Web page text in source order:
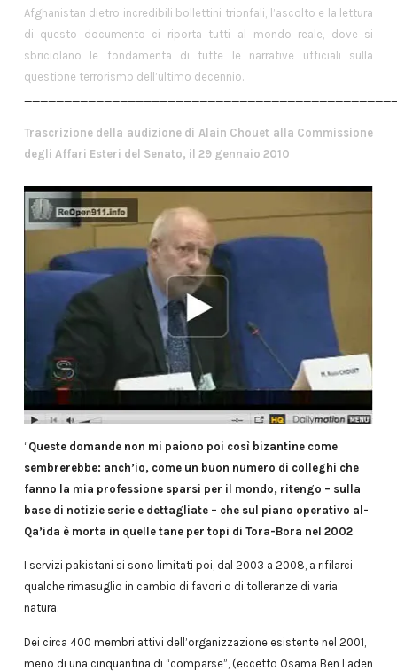
Afghanistan dietro incredibili bollettini trionfali, l’ascolto e la lettura
di questo documento ci riporta tutti al mondo reale, dove si
sbriciolano le fondamenta di tutte le narrative ufficiali sulla
questione terrorismo dell’ultimo decennio.
Trascrizione della audizione di Alain Chouet alla Commissione
degli Affari Esteri del Senato, il 29 gennaio 2010
“Queste domande non mi paiono poi così bizantine come
sembrerebbe: anch’io, come un buon numero di colleghi che
fanno la mia professione sparsi per il mondo, ritengo – sulla
base di notizie serie e dettagliate – che sul piano operativo al-
Qa’ida è morta in quelle tane per topi di Tora-Bora nel 2002.
I servizi pakistani si sono limitati poi, dal 2003 a 2008, a rifilarci
qualche rimasuglio in cambio di favori o di tolleranze di varia
natura.
Dei circa 400 membri attivi dell’organizzazione esistente nel 2001,
meno di una cinquantina di “comparse”, (eccetto Osama Ben Laden